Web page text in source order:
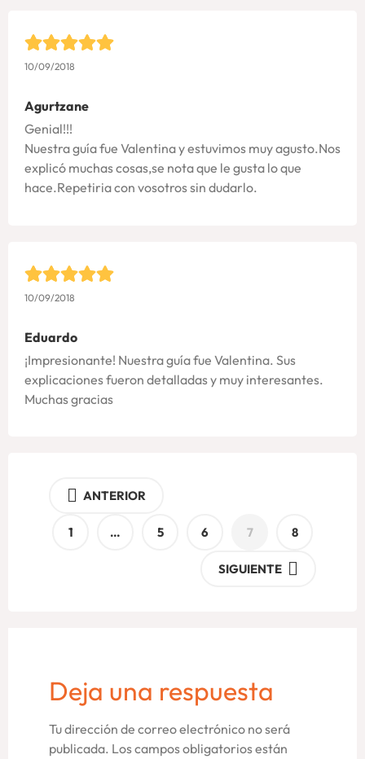
10/09/2018
Agurtzane
Genial!!!
Nuestra guía fue Valentina y estuvimos muy agusto.Nos
explicó muchas cosas,se nota que le gusta lo que
hace.Repetiria con vosotros sin dudarlo.
10/09/2018
Eduardo
¡Impresionante! Nuestra guía fue Valentina. Sus
explicaciones fueron detalladas y muy interesantes.
Muchas gracias
ANTERIOR
1 … 5 6 7 8
SIGUIENTE
Deja una respuesta
Tu dirección de correo electrónico no será
publicada. Los campos obligatorios están